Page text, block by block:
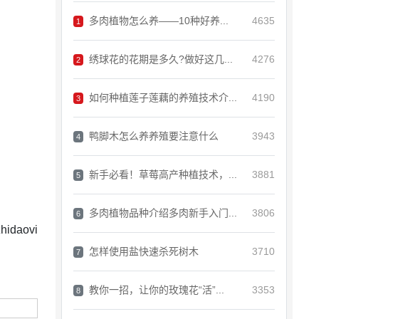
1 多肉植物怎么养——10种好养... 4635
2 绣球花的花期是多久?做好这几... 4276
3 如何种植莲子莲藕的养殖技术介... 4190
4 鸭脚木怎么养养殖要注意什么 3943
5 新手必看！草莓高产种植技术，... 3881
6 多肉植物品种介绍多肉新手入门... 3806
7 怎样使用盐快速杀死树木 3710
8 教你一招，让你的玫瑰花“活”... 3353